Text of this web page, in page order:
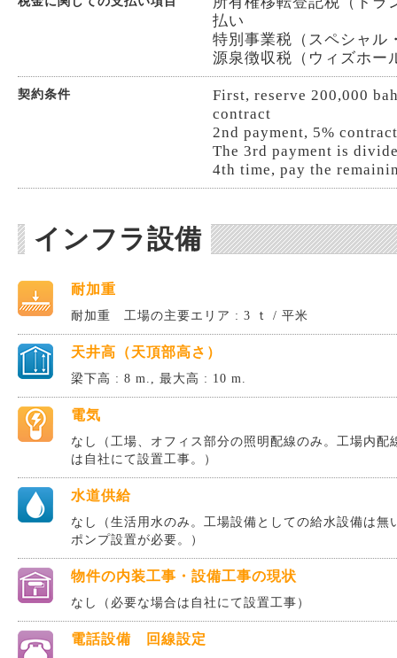
払い
特別事業税（スペシャル
源泉徴収税（ウィズホー
契約条件
First, reserve 200,000
contract
2nd payment, 5%
The 3rd payment is
4th time, pay the
インフラ設備
耐加重
耐加重 工場の主要エリア : 3 ｔ / 平米
天井高（天頂部高さ）
梁下高 : 8 m., 最大高 : 10 m.
電気
なし（工場、オフィス部分の照明配線のみ。工場内
は自社にて設置工事。）
水道供給
なし（生活用水のみ。工場設備としての給水設備は
ポンプ設置が必要。）
物件の内装工事・設備工事の現状
なし（必要な場合は自社にて設置工事）
電話設備 回線設定